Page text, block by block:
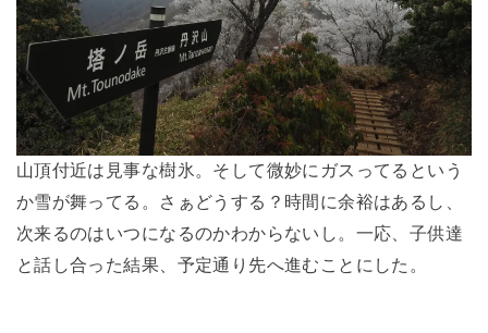
山頂付近は見事な樹氷。そして微妙にガスってるという
か雪が舞ってる。さぁどうする？時間に余裕はあるし、
次来るのはいつになるのかわからないし。一応、子供達
と話し合った結果、予定通り先へ進むことにした。